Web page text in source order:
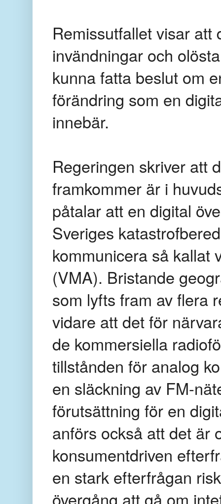
Remissutfallet visar
invändningar och
kunna fatta beslut om
förändring som en
innebär.
Regeringen skriver att
framkommer är i
påtalar att en digital
Sveriges
kommunicera så kallat
(VMA). Bristande
som lyfts fram av flera
vidare att det för
de kommersiella
tillstånden för analog
en släckning av FM-
förutsättning för en
anförs också att det är
konsumentdriven
en stark efterfrågan
övergång att gå om